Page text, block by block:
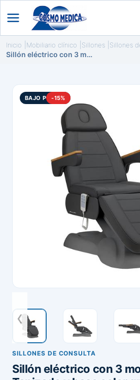
Inicio Mobiliario clínico Sillones Sillones
Sillón eléctrico con 3 motores. Tapizado y base color gris
BAJO PEDIDO
-15%
SILLONES DE CONSULTA
Sillón eléctrico con 3